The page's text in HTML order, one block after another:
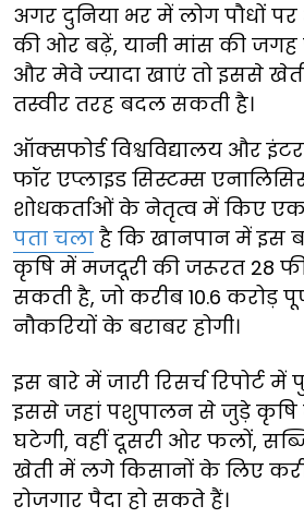
अगर दुनिया भर में लोग पौधों
की ओर बढ़ें, यानी मांस की जगह
और मेवे ज्यादा खाएं तो इससे
तस्वीर तरह बदल सकती है।
ऑक्सफोर्ड विश्वविद्यालय और
फॉर एप्लाइड सिस्टम्स
शोधकर्ताओं के नेतृत्व में किए
पता चला है कि खानपान में इस
कृषि में मजदूरी की जरूरत 28
सकती है, जो करीब 10.6 करोड़
नौकरियों के बराबर होगी।
इस बारे में जारी रिसर्च रिपोर्ट
इससे जहां पशुपालन से जुड़े कृषि
घटेगी, वहीं दूसरी ओर फलों,
खेती में लगे किसानों के लिए
रोजगार पैदा हो सकते हैं।